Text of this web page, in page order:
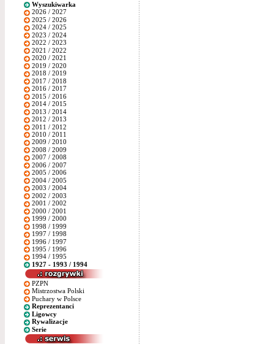
Wyszukiwarka
2026 / 2027
2025 / 2026
2024 / 2025
2023 / 2024
2022 / 2023
2021 / 2022
2020 / 2021
2019 / 2020
2018 / 2019
2017 / 2018
2016 / 2017
2015 / 2016
2014 / 2015
2013 / 2014
2012 / 2013
2011 / 2012
2010 / 2011
2009 / 2010
2008 / 2009
2007 / 2008
2006 / 2007
2005 / 2006
2004 / 2005
2003 / 2004
2002 / 2003
2001 / 2002
2000 / 2001
1999 / 2000
1998 / 1999
1997 / 1998
1996 / 1997
1995 / 1996
1994 / 1995
1927 - 1993 / 1994
PZPN
Mistrzostwa Polski
Puchary w Polsce
Reprezentanci
Ligowcy
Rywalizacje
Serie